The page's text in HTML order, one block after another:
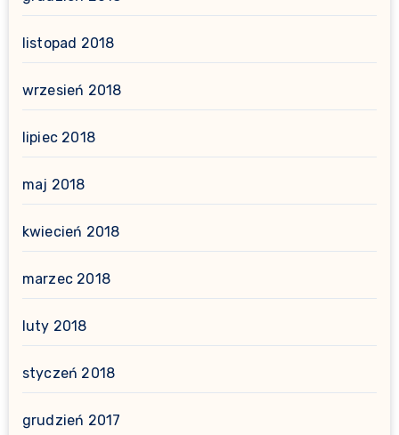
listopad 2018
wrzesień 2018
lipiec 2018
maj 2018
kwiecień 2018
marzec 2018
luty 2018
styczeń 2018
grudzień 2017